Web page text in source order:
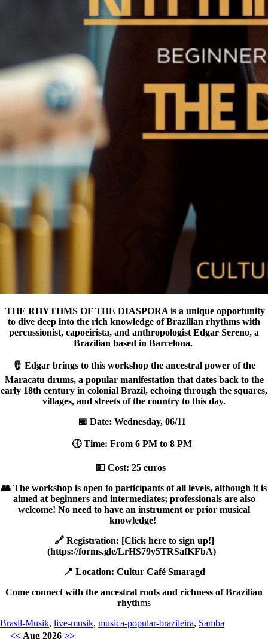
THE RHYTHMS OF THE DIASPORA is a unique opportunity
to dive deep into the rich knowledge of Brazilian rhythms with
percussionist, capoeirista, and anthropologist Edgar Sereno, a
Brazilian based in Barcelona.
🪘 Edgar brings to this workshop the ancestral power of the
Maracatu drums, a popular manifestation that dates back to the
early 18th century in colonial Brazil, echoing through the squares,
villages, and streets of the country to this day.
📅 Date: Wednesday, 06/11
🕕 Time: From 6 PM to 8 PM
💵 Cost: 25 euros
👥 The workshop is open to participants of all levels, although it is
aimed at beginners and intermediates; professionals are also
welcome! No need to have an instrument or prior musical
knowledge!
🔗 Registration: [Click here to sign up!]
(https://forms.gle/LrHS79y5TRSafKFbA)
📍 Location: Cultur Café Smaragd
Come connect with the ancestral roots and richness of Brazilian
rhythms
Brasil-Musik, live-musik, musica-popular-brazileira, Samba
<< Aug 2026 >>